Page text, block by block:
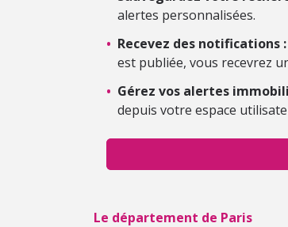
alertes personnalisées.
• Recevez des notifications :
est publiée, vous recevrez
• Gérez vos alertes
depuis votre espace
Le département de Paris